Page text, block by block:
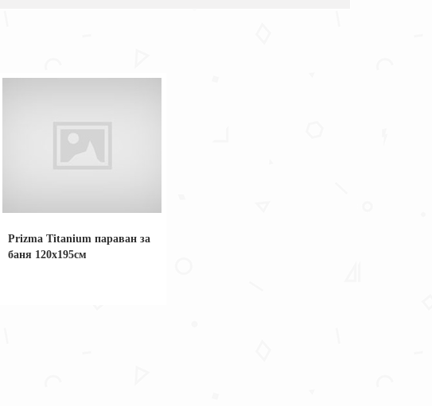
Prizma Titanium параван за
баня 120x195см